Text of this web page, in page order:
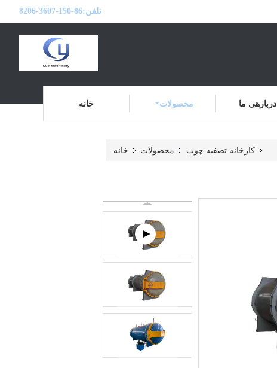
تلفن:86-150-3607-8206
خانه محصولات دربارهی ما
خانه محصولات کارخانه تصفیه چوب